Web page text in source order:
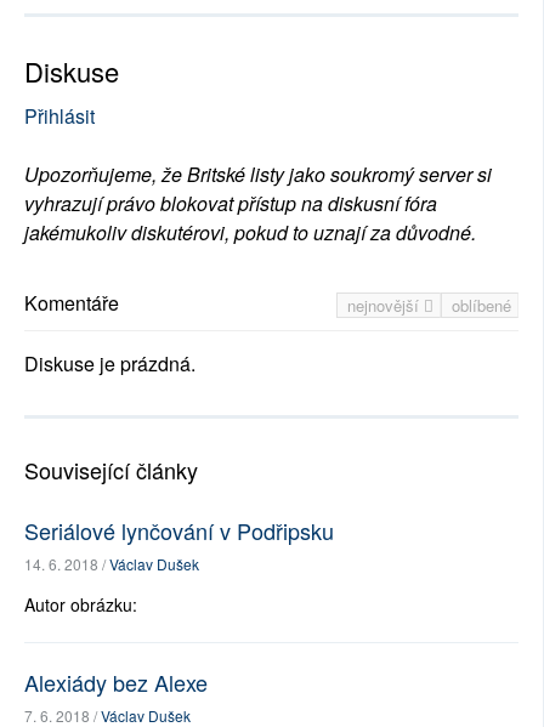
Diskuse
Přihlásit
Upozorňujeme, že Britské listy jako soukromý server si
vyhrazují právo blokovat přístup na diskusní fóra
jakémukoliv diskutérovi, pokud to uznají za důvodné.
nejnovější oblíbené
Komentáře
Diskuse je prázdná.
Související články
Seriálové lynčování v Podřipsku
14. 6. 2018 /Václav Dušek
Autor obrázku:
Alexiády bez Alexe
7. 6. 2018 /Václav Dušek